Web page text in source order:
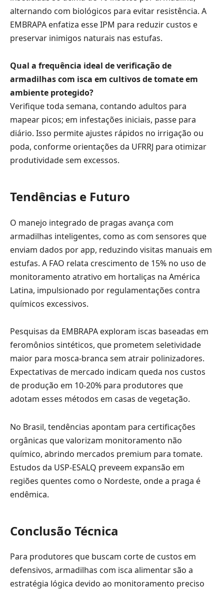
alternando com biológicos para evitar resistência. A
EMBRAPA enfatiza esse IPM para reduzir custos e
preservar inimigos naturais nas estufas.
Qual a frequência ideal de verificação de
armadilhas com isca em cultivos de tomate em
ambiente protegido?
Verifique toda semana, contando adultos para
mapear picos; em infestações iniciais, passe para
diário. Isso permite ajustes rápidos no irrigação ou
poda, conforme orientações da UFRRJ para otimizar
produtividade sem excessos.
Tendências e Futuro
O manejo integrado de pragas avança com
armadilhas inteligentes, como as com sensores que
enviam dados por app, reduzindo visitas manuais em
estufas. A FAO relata crescimento de 15% no uso de
monitoramento atrativo em hortaliças na América
Latina, impulsionado por regulamentações contra
químicos excessivos.
Pesquisas da EMBRAPA exploram iscas baseadas em
feromônios sintéticos, que prometem seletividade
maior para mosca-branca sem atrair polinizadores.
Expectativas de mercado indicam queda nos custos
de produção em 10-20% para produtores que
adotam esses métodos em casas de vegetação.
No Brasil, tendências apontam para certificações
orgânicas que valorizam monitoramento não
químico, abrindo mercados premium para tomate.
Estudos da USP-ESALQ preveem expansão em
regiões quentes como o Nordeste, onde a praga é
endêmica.
Conclusão Técnica
Para produtores que buscam corte de custos em
defensivos, armadilhas com isca alimentar são a
estratégia lógica devido ao monitoramento preciso